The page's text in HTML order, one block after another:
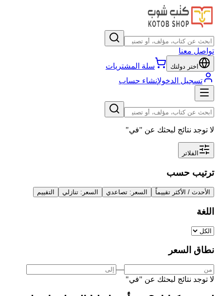
تواصل معنا
اختر دولتك
سلة المشتريات
تسجيل الدخولإنشاء حساب
لا توجد نتائج لبحثك عن "في"
الفلاتر
ترتيب حسب
الأحدث / الأكثر تقييماً السعر: تصاعدي السعر: تنازلي التقييم
اللغة
نطاق السعر
—
لا توجد نتائج لبحثك عن "في"